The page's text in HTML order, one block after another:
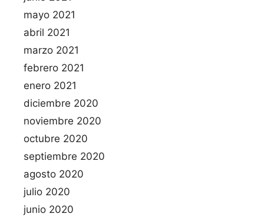
mayo 2021
abril 2021
marzo 2021
febrero 2021
enero 2021
diciembre 2020
noviembre 2020
octubre 2020
septiembre 2020
agosto 2020
julio 2020
junio 2020